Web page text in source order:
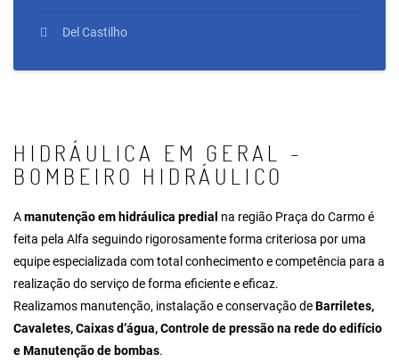
Del Castilho
HIDRÁULICA EM GERAL -
BOMBEIRO HIDRÁULICO
Amanutenção em hidráulica predial na região Praça do Carmo é
feita pela Alfa seguindo rigorosamente forma criteriosa por uma
equipe especializada com total conhecimento e competência para a
realização do serviço de forma eficiente e eficaz.
Realizamos manutenção, instalação e conservação deBarriletes,
Cavaletes, Caixas d’água, Controle de pressão na rede do edifício
e Manutenção de bombas.